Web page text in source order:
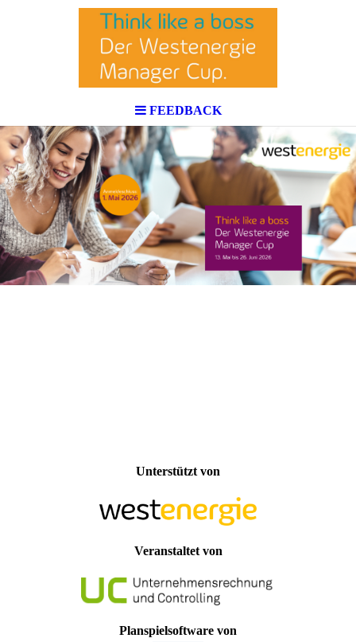
FEEDBACK
Unterstützt von
Veranstaltet von
Planspielsoftware von